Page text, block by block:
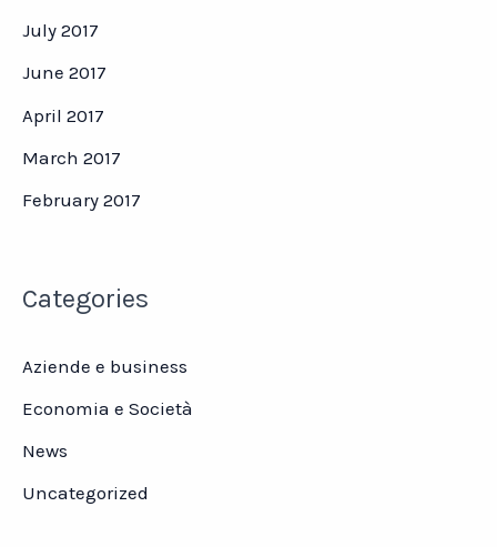
July 2017
June 2017
April 2017
March 2017
February 2017
Categories
Aziende e business
Economia e Società
News
Uncategorized